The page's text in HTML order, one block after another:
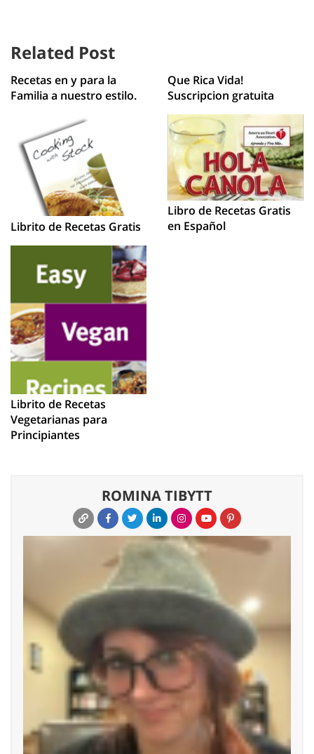
Related Post
Recetas en y para la
Familia a nuestro estilo.
Que Rica Vida!
Suscripcion gratuita
Librito de Recetas Gratis
Libro de Recetas Gratis
en Español
Librito de Recetas
Vegetarianas para
Principiantes
ROMINA TIBYTT